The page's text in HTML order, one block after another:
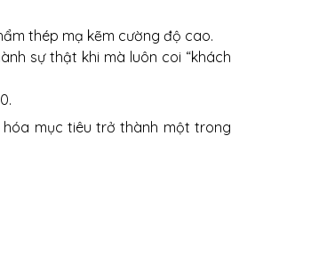
thép mạ kẽm cường độ cao.
sự thật khi mà luôn coi “khách
hóa mục tiêu trở thành một trong